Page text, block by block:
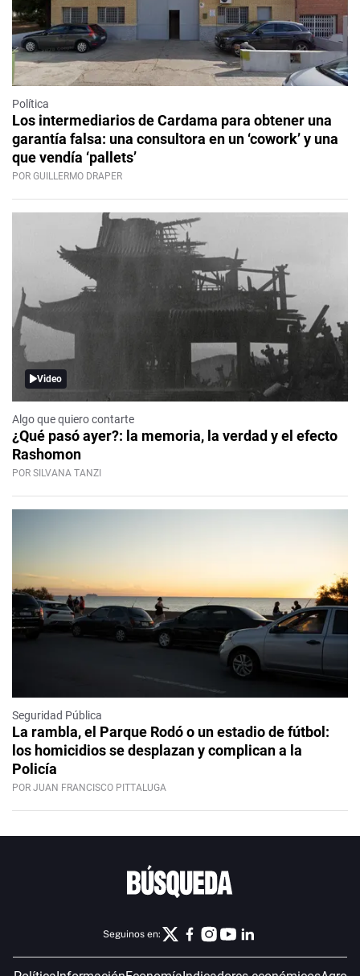
Política
Los intermediarios de Cardama para obtener una
garantía falsa: una consultora en un ‘cowork’ y una
que vendía ‘pallets’
POR GUILLERMO DRAPER
Video
Algo que quiero contarte
¿Qué pasó ayer?: la memoria, la verdad y el efecto
Rashomon
POR SILVANA TANZI
Seguridad Pública
La rambla, el Parque Rodó o un estadio de fútbol:
los homicidios se desplazan y complican a la
Policía
POR JUAN FRANCISCO PITTALUGA
Seguinos en: